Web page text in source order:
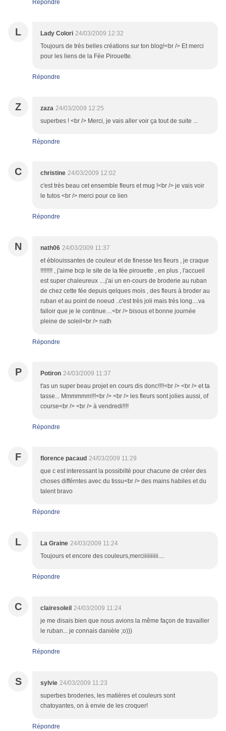
Répondre
L Lady Colori 24/03/2009 12:32
Toujours de très belles créations sur ton blog!<br /> Et merci
pour les liens de la Fée Pirouette.
Répondre
Z zaza 24/03/2009 12:25
superbes ! <br /> Merci, je vais aller voir ça tout de suite ...
Répondre
C christine 24/03/2009 12:02
c'est très beau cet ensemble fleurs et mug !<br /> je vais voir
le tutos <br /> merci pour ce lien
Répondre
N nath06 24/03/2009 11:37
et éblouissantes de couleur et de finesse tes fleurs , je craque
!!!!!!!! , j'aime bcp le site de la fée pirouette , en plus , l'accueil
est super chaleureux ....j'ai un en-cours de broderie au ruban
de chez cette fée depuis qelques mois , des fleurs à broder au
ruban et au point de noeud ..c'est très joli mais très long....va
falloir que je le continue....<br /> bisous et bonne journée
pleine de soleil<br /> nath
Répondre
P Potiron 24/03/2009 11:37
t'as un super beau projet en cours dis donc!!!!<br /> <br /> et ta
tasse... Mmmmmm!!!<br /> <br /> les fleurs sont jolies aussi, of
course<br /> <br /> à vendredi!!!!
Répondre
F florence pacaud 24/03/2009 11:29
que c est interessant la possibilté pour chacune de créer des
choses différntes avec du tissu<br /> des mains habiles et du
talent bravo
Répondre
L La Graine 24/03/2009 11:24
Toujours et encore des couleurs,merciiiiiiiiii....
Répondre
C clairesoleil 24/03/2009 11:24
je me disais bien que nous avions la même façon de travailler
le ruban... je connais danièle ;o)))
Répondre
S sylvie 24/03/2009 11:23
superbes broderies, les matières et couleurs sont
chatoyantes, on à envie de les croquer!
Répondre